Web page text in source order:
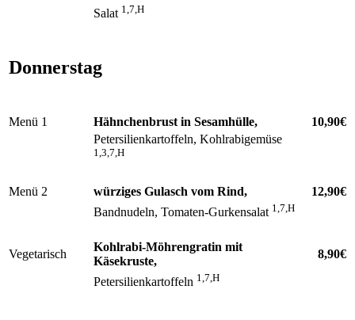
Salat 1,7,H
Donnerstag
Menü 1 Hähnchenbrust in Sesamhülle,
10,90€
Petersilienkartoffeln, Kohlrabigemüse
1,3,7,H
Menü 2 würziges Gulasch vom Rind,
12,90€
Bandnudeln, Tomaten-Gurkensalat 1,7,H
Vegetarisch
Kohlrabi-Möhrengratin mit
Käsekruste,
8,90€
Petersilienkartoffeln 1,7,H